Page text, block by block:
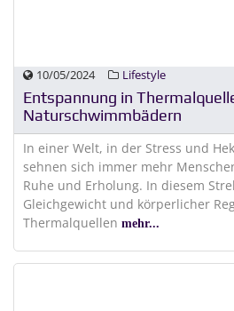
10/05/2024 Lifestyle
Entspannung in
Naturschwimmbädern
In einer Welt, in der Stress und
sehnen sich immer mehr
Ruhe und Erholung. In diesem
Gleichgewicht und körperlicher
Thermalquellen mehr...